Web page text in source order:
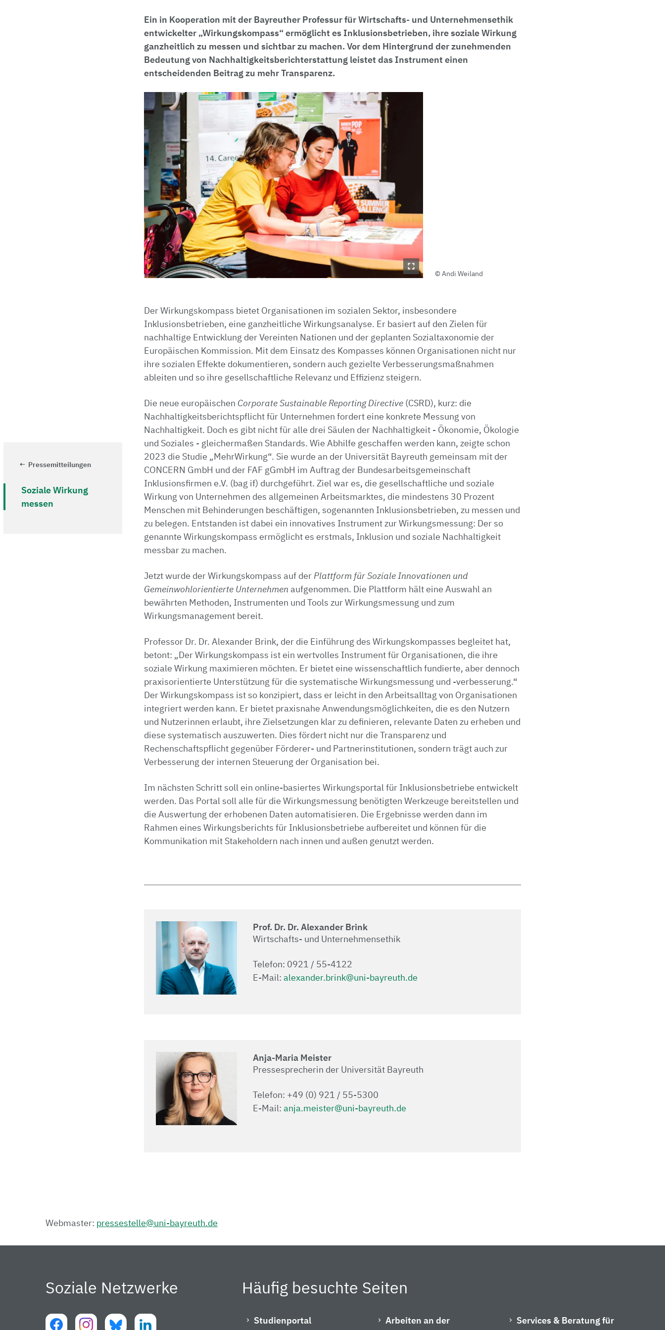
Pressemitteilungen
Soziale Wirkung
messen
Ein in Kooperation mit der Bayreuther Professur für Wirtschafts- und Unternehmensethik
entwickelter „Wirkungskompass“ ermöglicht es Inklusionsbetrieben, ihre soziale Wirkung
ganzheitlich zu messen und sichtbar zu machen. Vor dem Hintergrund der zunehmenden
Bedeutung von Nachhaltigkeitsberichterstattung leistet das Instrument einen
entscheidenden Beitrag zu mehr Transparenz.
Andi Weiland
Der Wirkungskompass bietet Organisationen im sozialen Sektor, insbesondere
Inklusionsbetrieben, eine ganzheitliche Wirkungsanalyse. Er basiert auf den Zielen für
nachhaltige Entwicklung der Vereinten Nationen und der geplanten Sozialtaxonomie der
Europäischen Kommission. Mit dem Einsatz des Kompasses können Organisationen nicht nur
ihre sozialen Effekte dokumentieren, sondern auch gezielte Verbesserungsmaßnahmen
ableiten und so ihre gesellschaftliche Relevanz und Effizienz steigern.
Die neue europäischen Corporate Sustainable Reporting Directive(CSRD), kurz: die
Nachhaltigkeitsberichtspflicht für Unternehmen fordert eine konkrete Messung von
Nachhaltigkeit. Doch es gibt nicht für alle drei Säulen der Nachhaltigkeit - Ökonomie, Ökologie
und Soziales - gleichermaßen Standards. Wie Abhilfe geschaffen werden kann, zeigte schon
2023 die Studie „MehrWirkung“. Sie wurde an der Universität Bayreuth gemeinsam mit der
CONCERN GmbH und der FAF gGmbH im Auftrag der Bundesarbeitsgemeinschaft
Inklusionsfirmen e.V. (bag if) durchgeführt. Ziel war es, die gesellschaftliche und soziale
Wirkung von Unternehmen des allgemeinen Arbeitsmarktes, die mindestens 30 Prozent
Menschen mit Behinderungen beschäftigen, sogenannten Inklusionsbetrieben, zu messen und
zu belegen. Entstanden ist dabei ein innovatives Instrument zur Wirkungsmessung: Der so
genannte Wirkungskompass ermöglicht es erstmals, Inklusion und soziale Nachhaltigkeit
messbar zu machen.
Jetzt wurde der Wirkungskompass auf derPlattform für Soziale Innovationen und
Gemeinwohlorientierte Unternehmen aufgenommen. Die Plattform hält eine Auswahl an
bewährten Methoden, Instrumenten und Tools zur Wirkungsmessung und zum
Wirkungsmanagement bereit.
Professor Dr. Dr. Alexander Brink, der die Einführung des Wirkungskompasses begleitet hat,
betont: „Der Wirkungskompass ist ein wertvolles Instrument für Organisationen, die ihre
soziale Wirkung maximieren möchten. Er bietet eine wissenschaftlich fundierte, aber dennoch
praxisorientierte Unterstützung für die systematische Wirkungsmessung und -verbesserung.“
Der Wirkungskompass ist so konzipiert, dass er leicht in den Arbeitsalltag von Organisationen
integriert werden kann. Er bietet praxisnahe Anwendungsmöglichkeiten, die es den Nutzern
und Nutzerinnen erlaubt, ihre Zielsetzungen klar zu definieren, relevante Daten zu erheben und
diese systematisch auszuwerten. Dies fördert nicht nur die Transparenz und
Rechenschaftspflicht gegenüber Förderer- und Partnerinstitutionen, sondern trägt auch zur
Verbesserung der internen Steuerung der Organisation bei.
Im nächsten Schritt soll ein online-basiertes Wirkungsportal für Inklusionsbetriebe entwickelt
werden. Das Portal soll alle für die Wirkungsmessung benötigten Werkzeuge bereitstellen und
die Auswertung der erhobenen Daten automatisieren. Die Ergebnisse werden dann im
Rahmen eines Wirkungsberichts für Inklusionsbetriebe aufbereitet und können für die
Kommunikation mit Stakeholdern nach innen und außen genutzt werden.
Prof. Dr. Dr. Alexander Brink
Wirtschafts- und Unternehmensethik
Telefon: 0921 / 55-4122
E-Mail: alexander.brink@uni-bayreuth.de
Anja-Maria Meister
Pressesprecherin der Universität Bayreuth
Telefon: +49 (0) 921 / 55-5300
E-Mail: anja.meister@uni-bayreuth.de
Webmaster: pressestelle@uni-bayreuth.de
Soziale Netzwerke Häufig besuchte Seiten
Studienportal
Arbeiten an der
Services & Beratung für